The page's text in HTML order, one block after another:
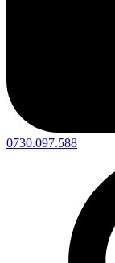
0730.097.588